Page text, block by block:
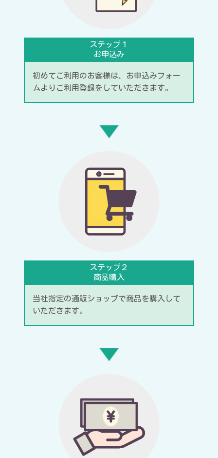
ステップ１
お申込み
初めてご利用のお客様は、お申込みフォー
ムよりご利用登録をしていただきます。
ステップ２
商品購入
当社指定の通販ショップで商品を購入して
いただきます。